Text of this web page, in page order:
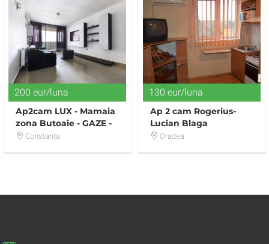
200 eur/luna
Ap2cam LUX - Mamaia
zona Butoaie - GAZE -
200 euro
Constanta
130 eur/luna
Ap 2 cam Rogerius-
Lucian Blaga
Oradea